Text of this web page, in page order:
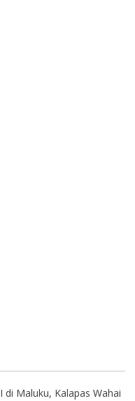
di Maluku, Kalapas Wahai